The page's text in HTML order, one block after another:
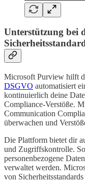
Unterstützung bei
Microsoft Purview hilft
DSGVO automatisiert
kontinuierlich deine
Compliance-Verstöße.
Communication
überwachen und
Die Plattform bietet dir
und Zugriffskontrolle.
personenbezogene
verwaltet werden.
von